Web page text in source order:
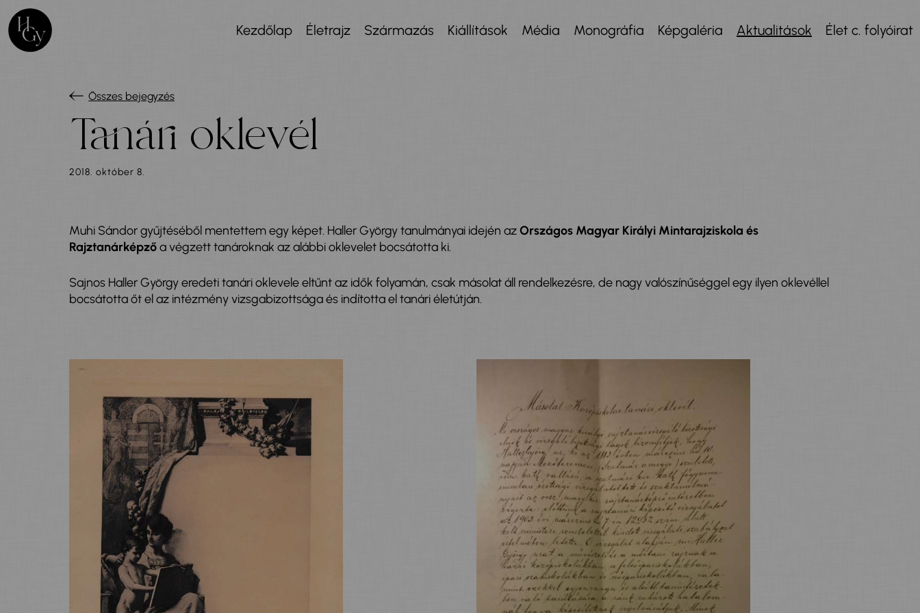
Kezdőlap Életrajz Származás Kiállítások Média Monográfia Képgaléria Aktualitások Élet c. folyóirat
Összes bejegyzés
Tanári oklevél
2018. október 8.
Muhi Sándor gyűjtéséből mentettem egy képet. Haller György tanulmányai idején azOrszágos Magyar Királyi Mintarajziskola és
Rajztanárképzőa végzett tanároknak az alábbi oklevelet bocsátotta ki.
Sajnos Haller György eredeti tanári oklevele eltűnt az idők folyamán, csak másolat áll rendelkezésre, de nagy valószínűséggel egy ilyen oklevéllel
bocsátotta őt el az intézmény vizsgabizottsága és indította el tanári életútján.